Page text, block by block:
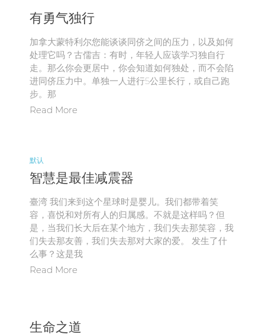
有勇气独行
加拿大蒙特利尔您能谈谈同侪之间的压力，以及如何
处理它吗？古儒吉：有时，年轻人应该学习独自行
走。那么你会更居中，你会知道如何独处，而不会陷
进同侪压力中。单独一人进行5公里长行，或自己跑
步。那
Read More
默认
智慧是最佳减震器
臺湾 我们来到这个星球时是婴儿。我们都带着笑
容，喜悦和对所有人的归属感。不就是这样吗？但
是，当我们长大后在某个地方，我们失去那笑容，我
们失去那友善，我们失去那对大家的爱。 发生了什
么事？这是我
Read More
生命之道